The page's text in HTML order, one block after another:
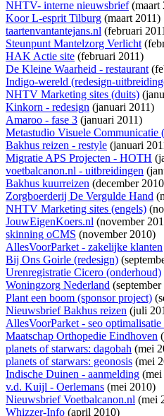
NHTV- interne nieuwsbrief(maart
Koor L-esprit Tilburg (maart 2011)
taartenvantantejans.nl (februari
Steunpunt Mantelzorg Verlicht
HAK Actie site (februari 2011)
De Kleine Waarheid - restaurant
Indigo-wereld (redesign-
NHTV Marketing sites (duits)
Kinkorn - redesign (januari 2011)
Amaroo - fase 3 (januari 2011)
Metastudio Visuele Communicatie
Bakhus reizen - restyle (januari
Migratie APS Projecten - HOTH
voetbalcanon.nl - uitbreidingen
Bakhus kuurreizen (december
Zorgboerderij De Vergulde Hand
NHTV Marketing sites (engels)
JouwEigenKoers.nl (november
skinning oCMS (november 2010)
AllesVoorParket - zakelijke klanten
Bij Ons Goirle (redesign)
Urenregistratie Cicero (onderhoud)
Woningzorg Nederland
Plant een boom (sponsor project)
Nieuwsbrief Bakhus reizen (juli
AllesVoorParket - seo optimalisatie
Maatschap Orthopedie Eindhoven
planets of starwars: dagobah (mei
planets of starwars: geonosis (mei
Indische Duinen - aanmelding
v.d. Kuijl - Oerlemans (mei 2010)
Nieuwsbrief Voetbalcanon.nl (mei
Whizzer-Info (april 2010)